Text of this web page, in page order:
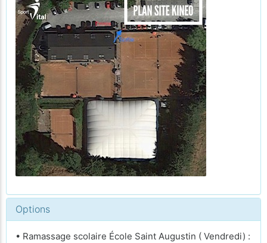
Options
• Ramassage scolaire École Saint Augustin ( Vendredi) :